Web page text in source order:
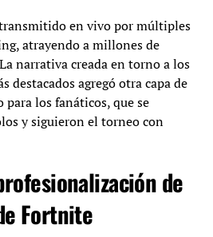
en vivo por múltiples
atrayendo a millones de
narrativa creada en torno a los
destacados agregó otra capa de
los fanáticos, que se
y siguieron el torneo con
de
Fortnite